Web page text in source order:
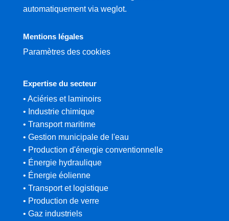
automatiquement via weglot.
Mentions légales
Paramètres des cookies
Expertise du secteur
• Aciéries et laminoirs
• Industrie chimique
• Transport maritime
• Gestion municipale de l'eau
• Production d'énergie conventionnelle
• Énergie hydraulique
• Énergie éolienne
• Transport et logistique
• Production de verre
• Gaz industriels